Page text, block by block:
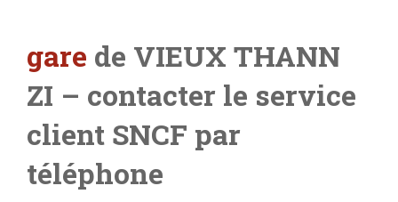
gare de VIEUX THANN
ZI – contacter le service
client SNCF par
téléphone